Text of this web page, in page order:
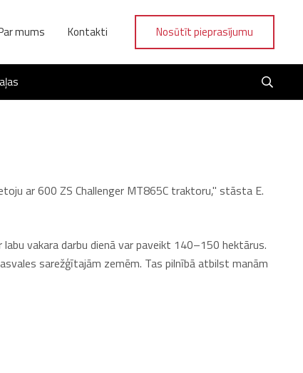
mums Kontakti Nosūtīt pieprasījumu
ar 600 ZS Challenger MT865C traktoru," stāsta E.
vakara darbu dienā var paveikt 140–150 hektārus.
sarežģītajām zemēm. Tas pilnībā atbilst manām